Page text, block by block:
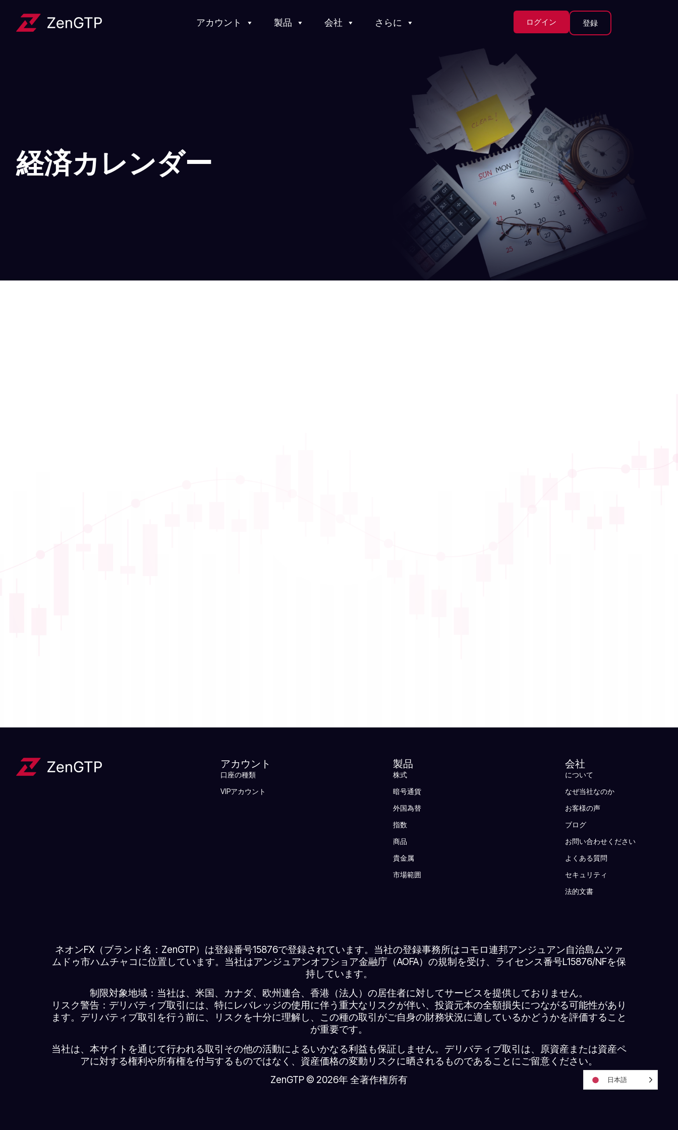
アカウント 製品 会社 さらに ログイン 登録
経済カレンダー
アカウント
口座の種類
VIPアカウント
製品
株式
暗号通貨
外国為替
指数
商品
貴金属
市場範囲
会社
について
なぜ当社なのか
お客様の声
ブログ
お問い合わせください
よくある質問
セキュリティ
法的文書
ネオンFX（ブランド名：ZenGTP）は登録番号15876で登録されています。当社の登録事務所はコモロ連邦アンジュアン自治島ムツァ
ムドゥ市ハムチャコに位置しています。当社はアンジュアンオフショア金融庁（AOFA）の規制を受け、ライセンス番号L15876/NFを保
持しています。
制限対象地域：当社は、米国、カナダ、欧州連合、香港（法人）の居住者に対してサービスを提供しておりません。
リスク警告：デリバティブ取引には、特にレバレッジの使用に伴う重大なリスクが伴い、投資元本の全額損失につながる可能性があり
ます。デリバティブ取引を行う前に、リスクを十分に理解し、この種の取引がご自身の財務状況に適しているかどうかを評価すること
が重要です。
当社は、本サイトを通じて行われる取引その他の活動によるいかなる利益も保証しません。デリバティブ取引は、原資産または資産ペ
アに対する権利や所有権を付与するものではなく、資産価格の変動リスクに晒されるものであることにご留意ください。
ZenGTP © 2026年 全著作権所有
日本語